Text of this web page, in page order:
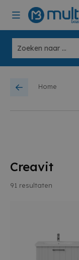
Home
Creavit
91 resultaten